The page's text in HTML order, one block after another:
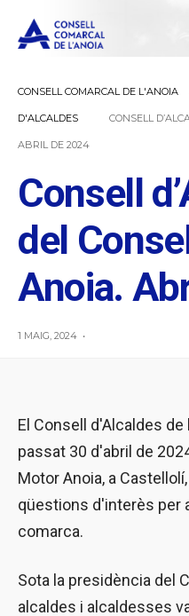
CONSELL COMARCAL DE L'ANOIA
D'ALCALDES CONSELL
ABRIL DE 2024
Consell
del
Anoia.
1 MAIG, 2024 •
El Consell d'Alcaldes de
passat 30 d'abril de
Motor Anoia, a
qüestions d'interès per
comarca.
Sota la presidència del
alcaldes i alcaldesses